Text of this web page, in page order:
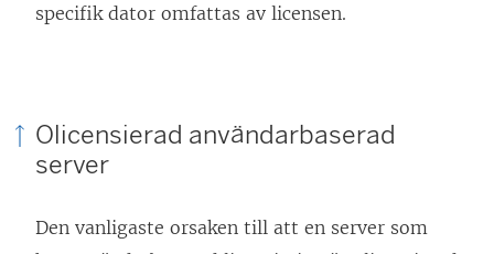
specifik dator omfattas av licensen.
Olicensierad användarbaserad
server
Den vanligaste orsaken till att en server som